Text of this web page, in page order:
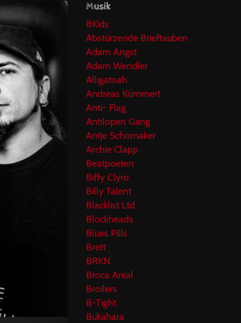
Musik
8Kids
Abstürzende Brieftauben
Adam Angst
Adam Wendler
Alligatoah
Andreas Kümmert
Anti- Flag
Antilopen Gang
Antje Schomaker
Archie Clapp
Beatpoeten
Biffy Clyro
Billy Talent
Blacklist Ltd
Blockheads
Blues Pills
Brett
BRKN
Broca Areal
Broilers
B-Tight
Bukahara